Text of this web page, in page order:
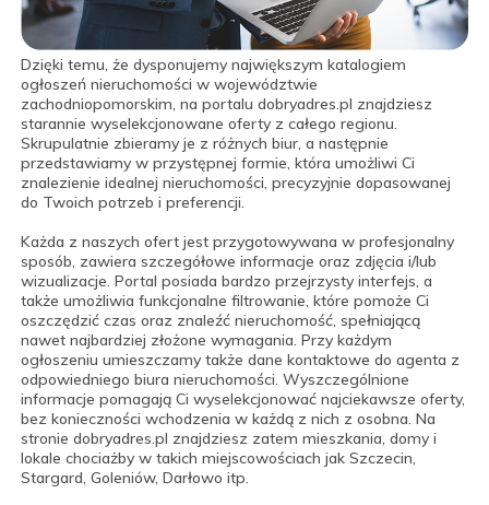
Dzięki temu, że dysponujemy największym katalogiem
ogłoszeń nieruchomości w województwie
zachodniopomorskim, na portalu dobryadres.pl znajdziesz
starannie wyselekcjonowane oferty z całego regionu.
Skrupulatnie zbieramy je z różnych biur, a następnie
przedstawiamy w przystępnej formie, która umożliwi Ci
znalezienie idealnej nieruchomości, precyzyjnie dopasowanej
do Twoich potrzeb i preferencji.
Każda z naszych ofert jest przygotowywana w profesjonalny
sposób, zawiera szczegółowe informacje oraz zdjęcia i/lub
wizualizacje. Portal posiada bardzo przejrzysty interfejs, a
także umożliwia funkcjonalne filtrowanie, które pomoże Ci
oszczędzić czas oraz znaleźć nieruchomość, spełniającą
nawet najbardziej złożone wymagania. Przy każdym
ogłoszeniu umieszczamy także dane kontaktowe do agenta z
odpowiedniego biura nieruchomości. Wyszczególnione
informacje pomagają Ci wyselekcjonować najciekawsze oferty,
bez konieczności wchodzenia w każdą z nich z osobna. Na
stronie dobryadres.pl znajdziesz zatem mieszkania, domy i
lokale chociażby w takich miejscowościach jak Szczecin,
Stargard, Goleniów, Darłowo itp.